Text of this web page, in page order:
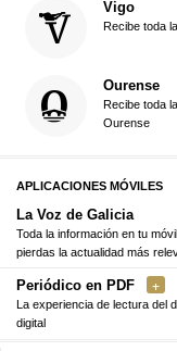
Vigo
Recibe toda
Ourense
Recibe toda
Ourense
APLICACIONES MÓVILES
La Voz de Galicia
Toda la información en tu
pierdas la actualidad más
Periódico en PDF
La experiencia de lectura del
digital